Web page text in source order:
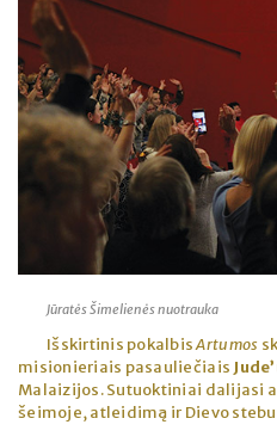
Jūratės Šimelienės nuotrauka
Išskirtinis pokalbisArtumos
misionieriais pasauliečiais
Malaizijos. Sutuoktiniai dalijasi
šeimoje, atleidimą ir Dievo